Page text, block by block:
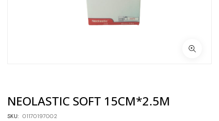
NEOLASTIC SOFT 15CM*2.5M
SKU: 01170197002